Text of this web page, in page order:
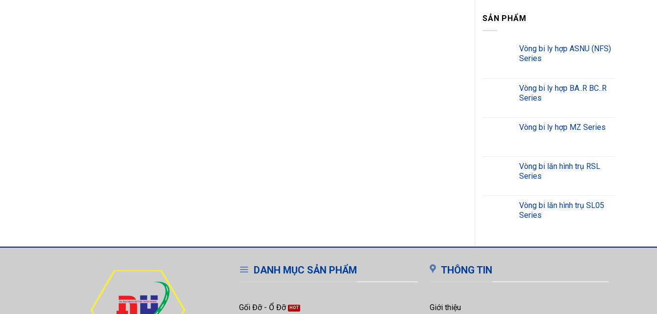
SẢN PHẨM
Vòng bi ly hợp ASNU (NFS)
Series
Vòng bi ly hợp BA..R BC..R
Series
Vòng bi ly hợp MZ Series
Vòng bi lăn hình trụ RSL
Series
Vòng bi lăn hình trụ SL05
Series
DANH MỤC SẢN PHẨM
Gối Đỡ - Ổ Đỡ
THÔNG TIN
Giới thiệu